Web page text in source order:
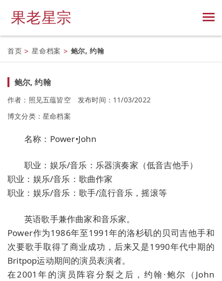
果老星宗
首页 > 星命档案 > 鲍尔, 约翰
鲍尔, 约翰
作者：照见五蕴皆空
发布时间：11/03/2022
博文分类： 星命档案
名称：Power•John
职业：娱乐/音乐：乐器演奏家（低音吉他手）
职业：娱乐/音乐：歌曲作家
职业：娱乐/音乐：歌手/流行音乐，摇滚等
英语歌手兼作曲家和音乐家。
Power作为1986年至1991年的洛杉矶的贝司吉他手和
次要歌手取得了商业成功，后来又是1990年代中期的
Britpop运动期间的演员表演者。
在2001年的演员阵容分裂之后，约翰·鲍尔（John